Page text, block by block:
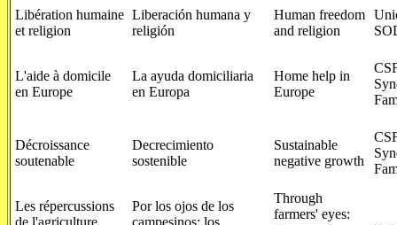
Libération humaine
et religion
Liberación humana y
religión
Human freedom
and religion
L'aide à domicile
en Europe
La ayuda domiciliaria
en Europa
Home help in
Europe
Décroissance
soutenable
Decrecimiento
sostenible
Sustainable
negative growth
Les répercussions
de l'agriculture
Por los ojos de los
campesinos: los
Through
farmers' eyes: